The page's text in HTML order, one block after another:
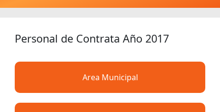
Personal de Contrata Año 2017
Area Municipal